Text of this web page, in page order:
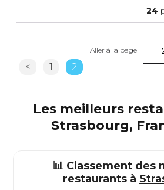
24
< 1 2
Aller à la page
Les meilleurs
Strasbourg,
📊 Classement des
restaurants à